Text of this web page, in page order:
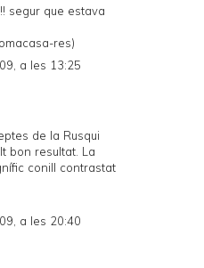
segur que estava
res)
a les 13:25
de la Rusqui
bon resultat. La
conill contrastat
a les 20:40